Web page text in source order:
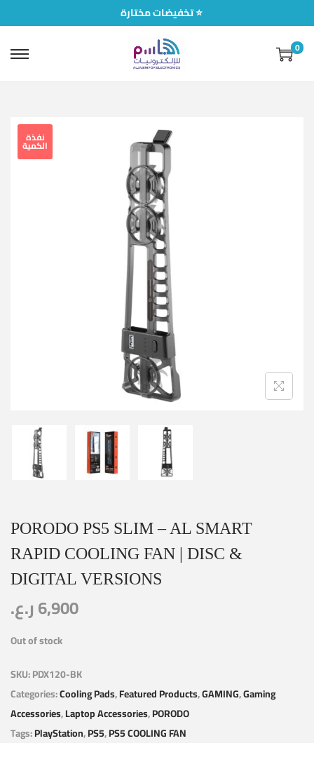
تخفيضات مختارة ⭐
0
نفذة
الكمية
PORODO PS5 SLIM – AL SMART
RAPID COOLING FAN | DISC &
DIGITAL VERSIONS
6,900ر.ع.
Out of stock
SKU:PDX120-BK
Categories:Cooling Pads,Featured Products,GAMING,Gaming
Accessories,Laptop Accessories,PORODO
Tags:PlayStation,PS5,PS5 COOLING FAN